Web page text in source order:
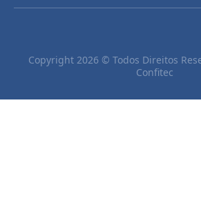
Copyright 2026 © Todos Direitos
Confitec